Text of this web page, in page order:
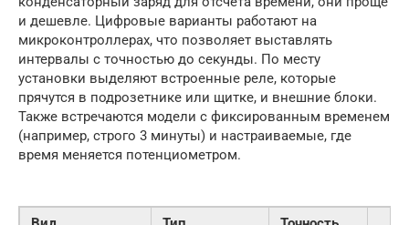
и дешевле. Цифровые варианты работают на
микроконтроллерах, что позволяет выставлять
интервалы с точностью до секунды. По месту
установки выделяют встроенные реле, которые
прячутся в подрозетнике или щитке, и внешние блоки.
Также встречаются модели с фиксированным временем
(например, строго 3 минуты) и настраиваемые, где
время меняется потенциометром.